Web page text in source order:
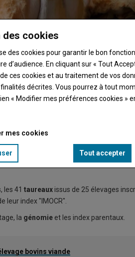
vente le 8 mars dès 13 h 30, aux
les 41 taureaux issus de 25 élevages
leur index "IMOCR".
la génomie et les index parentaux.
bovins viande
des cookies
des cookies pour garantir le bon
d’audience. En cliquant sur « Tout
ces cookies et au traitement de vos
décrites. Vous pourrez à tout
« Modifier mes préférences cookies »
mes cookies
Tout accepter